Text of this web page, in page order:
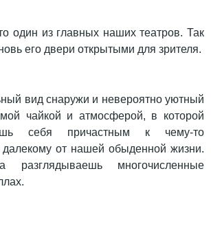
один из главных наших театров. Так
его двери открытыми для зрителя.
вид снаружи и невероятно уютный
чайкой и атмосферой, в которой
себя причастным к чему-то
от нашей обыденной жизни.
разглядываешь многочисленные